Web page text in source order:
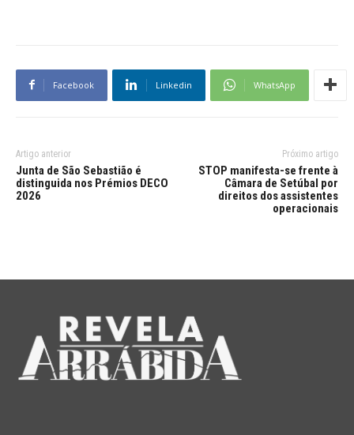
Facebook Linkedin WhatsApp
Artigo anterior
Junta de São Sebastião é
distinguida nos Prémios DECO
2026
Próximo artigo
STOP manifesta-se frente à
Câmara de Setúbal por
direitos dos assistentes
operacionais